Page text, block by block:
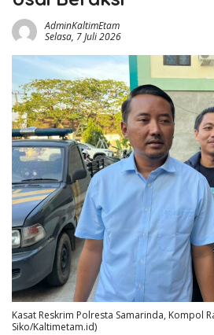
AdminKaltimEtam
Selasa, 7 Juli 2026
Kasat Reskrim Polresta Samarinda, Kompol
Siko/Kaltimetam.id)